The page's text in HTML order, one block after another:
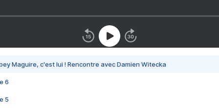
Maguire, c'est lui ! Rencontre avec Damien Witecka
6
5